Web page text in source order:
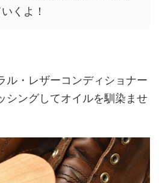
くよ！
ル・レザーコンディショナー
シングしてオイルを馴染ませ